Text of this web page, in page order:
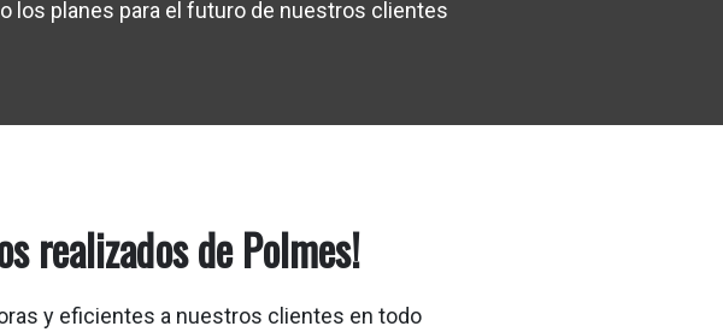
los planes para el futuro de nuestros clientes
realizados de Polmes!
y eficientes a nuestros clientes en todo